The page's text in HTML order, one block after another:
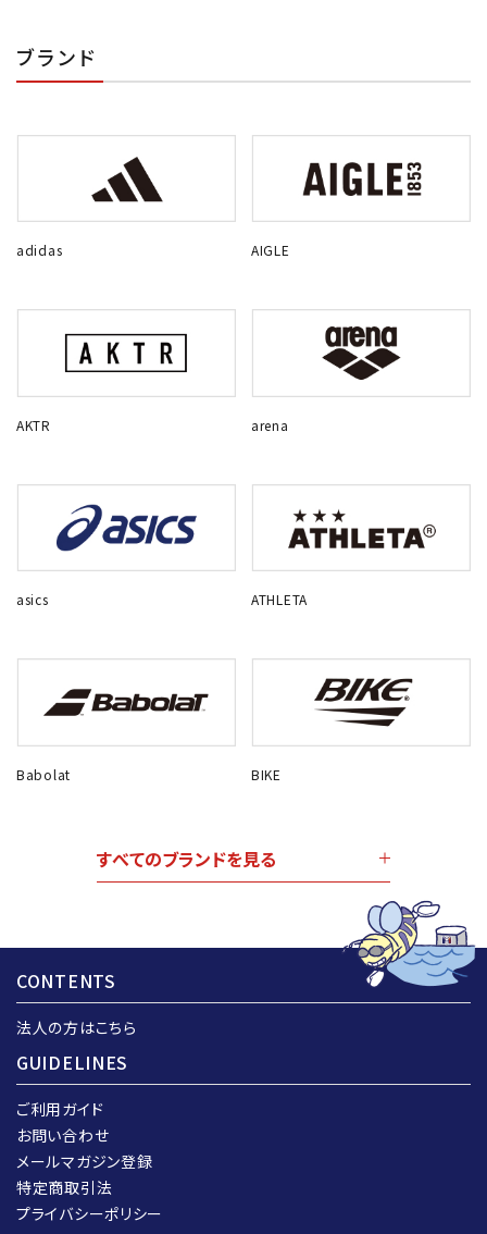
ブランド
adidas AIGLE
AKTR arena
asics ATHLETA
Babolat BIKE
すべてのブランドを見る
CONTENTS
法人の方はこちら
GUIDELINES
ご利用ガイド
お問い合わせ
メールマガジン登録
特定商取引法
プライバシーポリシー